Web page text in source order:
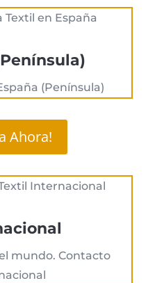
(Península)
Ahora!
mundo. Contacto